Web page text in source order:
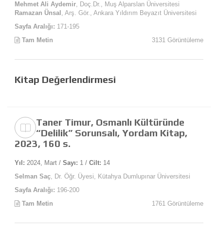
Mehmet Ali Aydemir, Doç.Dr., Muş Alparslan Üniversitesi
Ramazan Ünsal , Arş. Gör., Ankara Yıldırım Beyazıt Üniversitesi
Sayfa Aralığı: 171-195
Tam Metin
3131 Görüntüleme
Kitap Değerlendirmesi
Taner Timur, Osmanlı Kültüründe
“Delilik” Sorunsalı, Yordam Kitap,
2023, 160 s.
Yıl: 2024, Mart / Sayı: 1 / Cilt: 14
Selman Saç, Dr. Öğr. Üyesi, Kütahya Dumlupınar Üniversitesi
Sayfa Aralığı: 196-200
Tam Metin
1761 Görüntüleme